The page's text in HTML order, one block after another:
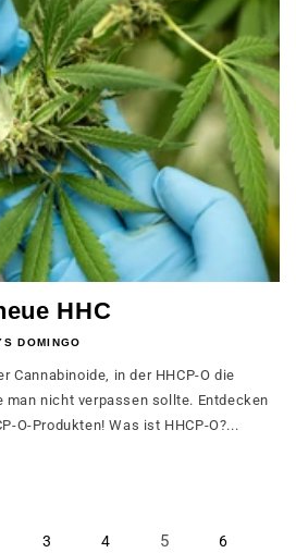
HHC
DOMINGO
Cannabinoide, in der HHCP-O die
man nicht verpassen sollte. Entdecken
O-Produkten! Was ist HHCP-O?...
3 4 5 6